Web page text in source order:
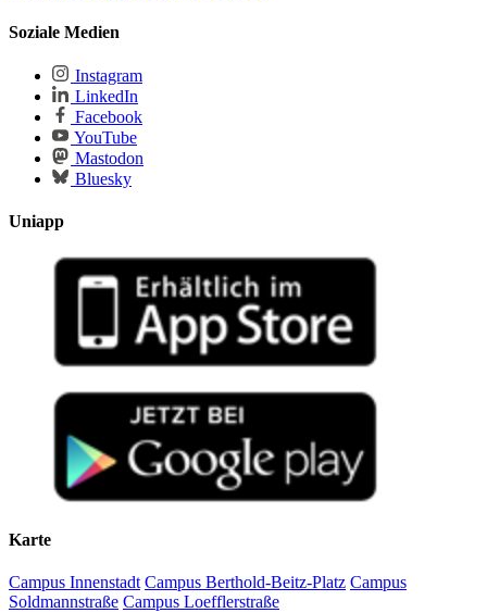
Soziale Medien
Instagram
LinkedIn
Facebook
YouTube
Mastodon
Bluesky
Uniapp
Karte
Campus Innenstadt Campus Berthold-Beitz-Platz Campus
Soldmannstraße Campus Loefflerstraße